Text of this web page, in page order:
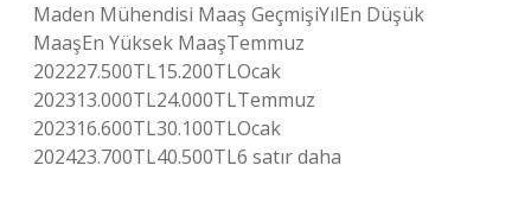
Maden Mühendisi Maaş GeçmişiYılEn Düşük
MaaşEn Yüksek MaaşTemmuz
202227.500TL15.200TLOcak
202313.000TL24.000TLTemmuz
202316.600TL30.100TLOcak
202423.700TL40.500TL6 satır daha